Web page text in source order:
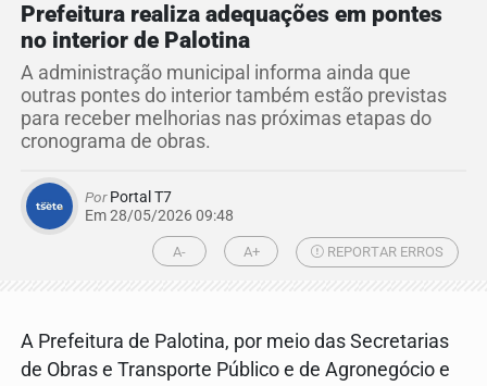
Prefeitura realiza adequações em pontes
no interior de Palotina
A administração municipal informa ainda que
outras pontes do interior também estão previstas
para receber melhorias nas próximas etapas do
cronograma de obras.
PorPortal T7
Em 28/05/2026 09:48
A- A+ REPORTAR ERROS
A Prefeitura de Palotina, por meio das Secretarias
de Obras e Transporte Público e de Agronegócio e